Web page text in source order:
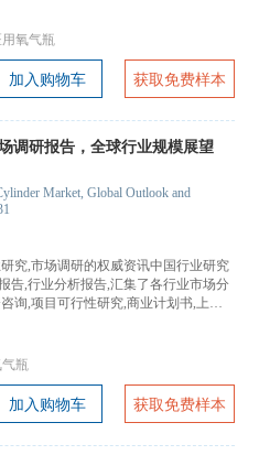
用氧气瓶
加入购物车 获取免费样本
调研报告，全球行业规模展望
Market, Global Outlook and
究,市场调研的权威资讯中国行业研究
告,行业分析报告,汇集了各行业市场分
询,项目可行性研究,商业计划书,上市
瓶
加入购物车 获取免费样本